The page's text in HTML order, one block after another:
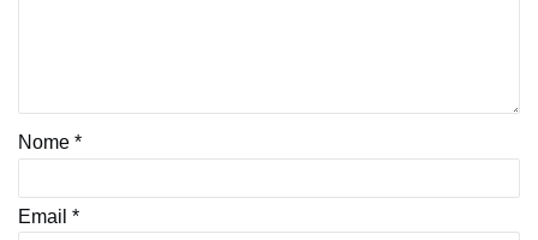
Nome *
Email *